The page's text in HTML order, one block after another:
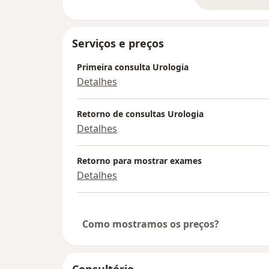
Serviços e preços
Primeira consulta Urologia
Detalhes
Retorno de consultas Urologia
Detalhes
Retorno para mostrar exames
Detalhes
Como mostramos os preços?